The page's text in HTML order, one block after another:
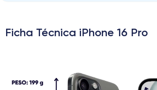
Ficha Técnica iPhone 16 Pro